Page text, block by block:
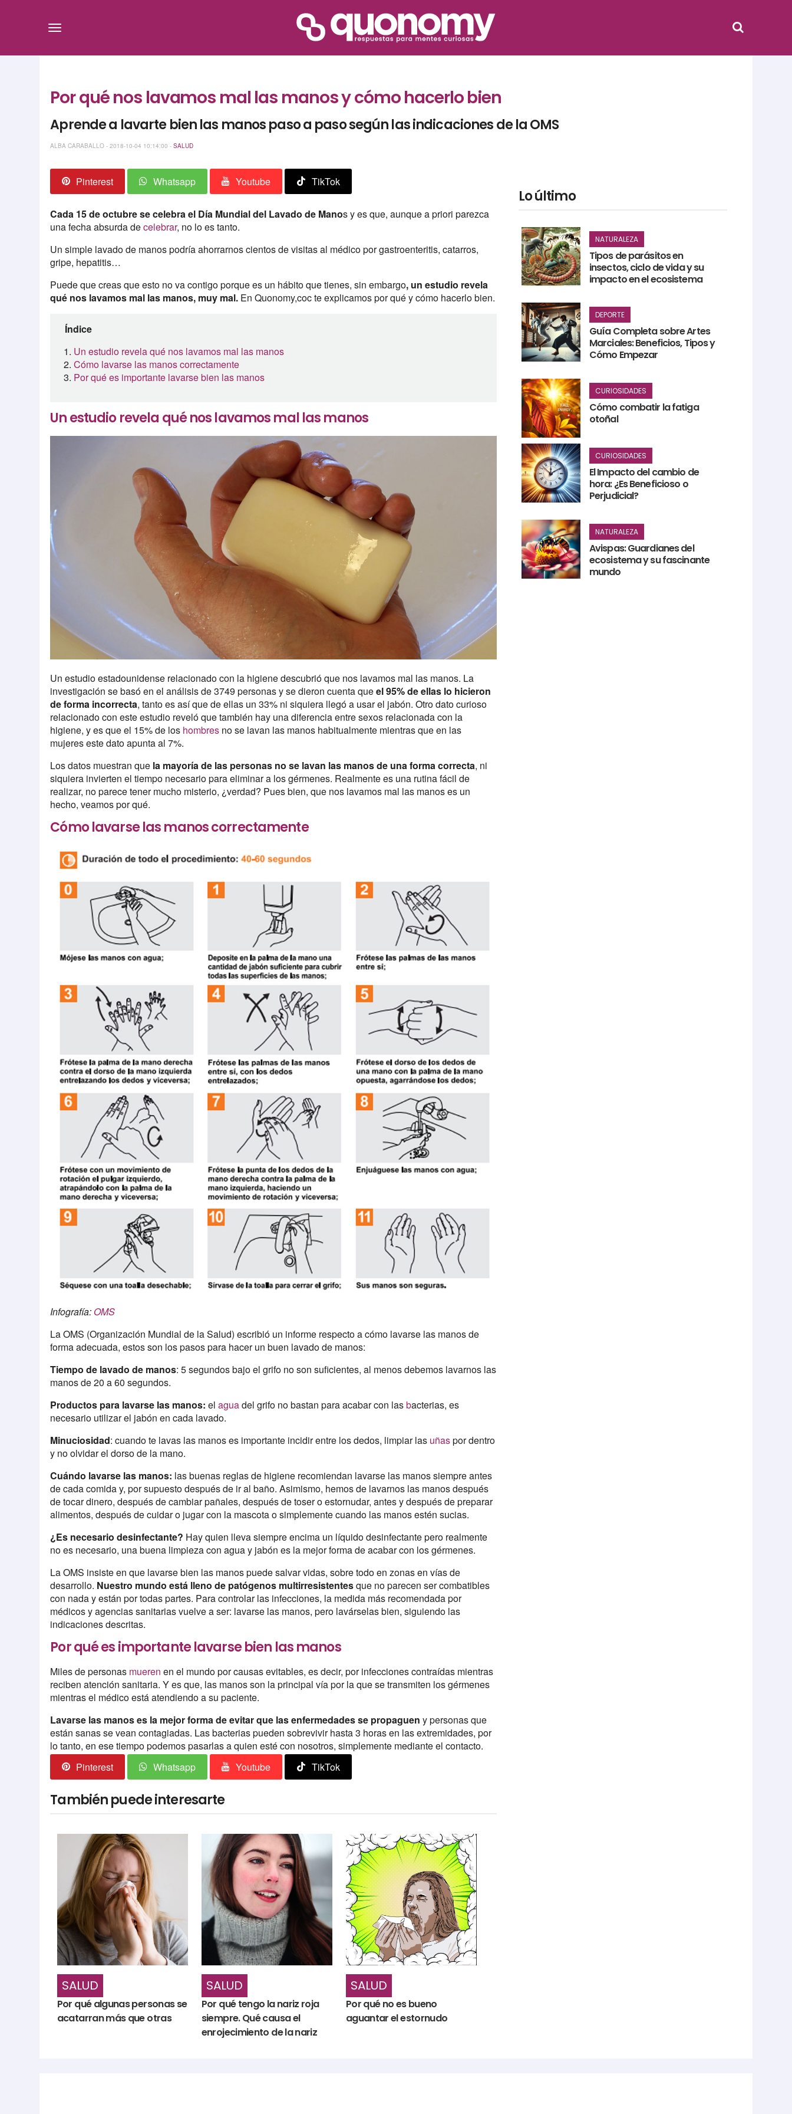
Por qué nos lavamos mal las manos y cómo hacerlo bien
Aprende a lavarte bien las manos paso a paso según las indicaciones de la OMS
ALBA CARABALLO - 2018-10-04 10:14:00 -SALUD
Pinterest Whatsapp Youtube TikTok
Cada 15 de octubre se celebra el Día Mundial del Lavado de Manos y es que, aunque a priori parezca
una fecha absurda decelebrar, no lo es tanto.
Un simple lavado de manos podría ahorrarnos cientos de visitas al médico por gastroenteritis, catarros,
gripe, hepatitis…
Puede que creas que esto no va contigo porque es un hábito que tienes, sin embargo, un estudio revela
qué nos lavamos mal las manos, muy mal. En Quonomy,coc te explicamos por qué y cómo hacerlo bien.
Índice
Un estudio revela qué nos lavamos mal las manos
Cómo lavarse las manos correctamente
Por qué es importante lavarse bien las manos
Un estudio revela qué nos lavamos mal las manos
Un estudio estadounidense relacionado con la higiene descubrió que nos lavamos mal las manos. La
investigación se basó en el análisis de 3749 personas y se dieron cuenta queel 95% de ellas lo hicieron
de forma incorrecta, tanto es así que de ellas un 33% ni siquiera llegó a usar el jabón. Otro dato curioso
relacionado con este estudio reveló que también hay una diferencia entre sexos relacionada con la
higiene, y es que el 15% de los hombres no se lavan las manos habitualmente mientras que en las
mujeres este dato apunta al 7%.
Los datos muestran que la mayoría de las personas no se lavan las manos de una forma correcta, ni
siquiera invierten el tiempo necesario para eliminar a los gérmenes. Realmente es una rutina fácil de
realizar, no parece tener mucho misterio, ¿verdad? Pues bien, que nos lavamos mal las manos es un
hecho, veamos por qué.
Cómo lavarse las manos correctamente
Infografía: OMS
La OMS (Organización Mundial de la Salud) escribió un informe respecto a cómo lavarse las manos de
forma adecuada, estos son los pasos para hacer un buen lavado de manos:
Tiempo de lavado de manos: 5 segundos bajo el grifo no son suficientes, al menos debemos lavarnos las
manos de 20 a 60 segundos.
Productos para lavarse las manos: elaguadel grifo no bastan para acabar con lasbacterias, es
necesario utilizar el jabón en cada lavado.
Minuciosidad: cuando te lavas las manos es importante incidir entre los dedos, limpiar las uñaspor dentro
y no olvidar el dorso de la mano.
Cuándo lavarse las manos: las buenas reglas de higiene recomiendan lavarse las manos siempre antes
de cada comida y, por supuesto después de ir al baño. Asimismo, hemos de lavarnos las manos después
de tocar dinero, después de cambiar pañales, después de toser o estornudar, antes y después de preparar
alimentos, después de cuidar o jugar con la mascota o simplemente cuando las manos estén sucias.
¿Es necesario desinfectante? Hay quien lleva siempre encima un líquido desinfectante pero realmente
no es necesario, una buena limpieza con agua y jabón es la mejor forma de acabar con los gérmenes.
La OMS insiste en que lavarse bien las manos puede salvar vidas, sobre todo en zonas en vías de
desarrollo. Nuestro mundo está lleno de patógenos multirresistentesque no parecen ser combatibles
con nada y están por todas partes. Para controlar las infecciones, la medida más recomendada por
médicos y agencias sanitarias vuelve a ser: lavarse las manos, pero lavárselas bien, siguiendo las
indicaciones descritas.
Por qué es importante lavarse bien las manos
Miles de personas muerenen el mundo por causas evitables, es decir, por infecciones contraídas mientras
reciben atención sanitaria. Y es que, las manos son la principal vía por la que se transmiten los gérmenes
mientras el médico está atendiendo a su paciente.
Lavarse las manos es la mejor forma de evitar que las enfermedades se propaguen y personas que
están sanas se vean contagiadas. Las bacterias pueden sobrevivir hasta 3 horas en las extremidades, por
lo tanto, en ese tiempo podemos pasarlas a quien esté con nosotros, simplemente mediante el contacto.
Pinterest
Whatsapp Youtube TikTok
También puede interesarte
SALUD
Por qué algunas personas se
acatarran más que otras
SALUD
Por qué tengo la nariz roja
siempre. Qué causa el
enrojecimiento de la nariz
SALUD
Por qué no es bueno
aguantar el estornudo
Lo último
NATURALEZA
Tipos de parásitos en
insectos, ciclo de vida y su
impacto en el ecosistema
DEPORTE
Guía Completa sobre Artes
Marciales: Beneficios, Tipos y
Cómo Empezar
CURIOSIDADES
Cómo combatir la fatiga
otoñal
CURIOSIDADES
El Impacto del cambio de
hora: ¿Es Beneficioso o
Perjudicial?
NATURALEZA
Avispas: Guardianes del
ecosistema y su fascinante
mundo